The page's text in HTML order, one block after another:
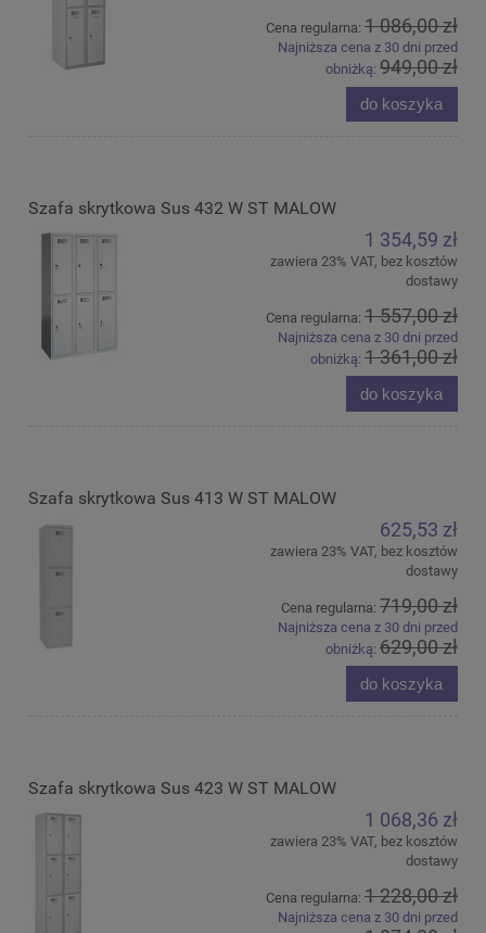
Cena regularna: 1 086,00 zł
Najniższa cena z 30 dni przed
obniżką: 949,00 zł
do koszyka
Szafa skrytkowa Sus 432 W ST MALOW
1 354,59 zł
zawiera 23% VAT, bez kosztów
dostawy
Cena regularna: 1 557,00 zł
Najniższa cena z 30 dni przed
obniżką: 1 361,00 zł
do koszyka
Szafa skrytkowa Sus 413 W ST MALOW
625,53 zł
zawiera 23% VAT, bez kosztów
dostawy
Cena regularna: 719,00 zł
Najniższa cena z 30 dni przed
obniżką: 629,00 zł
do koszyka
Szafa skrytkowa Sus 423 W ST MALOW
1 068,36 zł
zawiera 23% VAT, bez kosztów
dostawy
Cena regularna: 1 228,00 zł
Najniższa cena z 30 dni przed